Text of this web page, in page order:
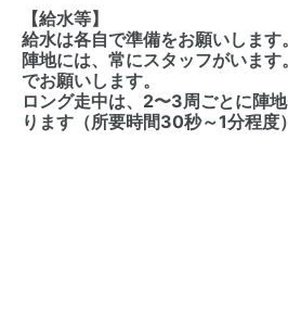
【給水等】
給水は各自で準備をお願いします。
陣地には、常にスタッフがいま
でお願いします。
ロング走中は、2〜3周ごとに陣
ります（所要時間30秒～1分程度